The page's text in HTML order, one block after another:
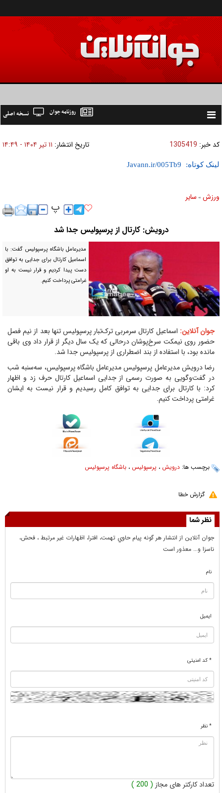
Toggle
نسخه اصلی روزنامه جوان
کد خبر: 1305419 تاریخ انتشار: ۱۱ تير ۱۴۰۴ - ۱۴:۴۹
لینک کوتاه:
ورزش » ساير
درویش: کارتال از پرسپولیس جدا شد
مدیرعامل باشگاه پرسپولیس گفت: با
اسماعیل کارتال برای جدایی به توافق
دست پیدا کردیم و قرار نیست به او
غرامتی پرداخت کنیم.
جوان آنلاین: اسماعیل کارتال سرمربی ترک‌تبار پرسپولیس تنها بعد از نیم فصل
حضور روی نیمکت سرخ‌پوشان درحالی که یک سال دیگر از قرار داد وی باقی
مانده بود، با استفاده از بند اضطراری از پرسپولیس جدا شد.
رضا درویش مدیرعامل پرسپولیس مدیرعامل باشگاه پرسپولیس، سه‌سنبه شب
در گفت‌وگویی به صورت رسمی از جدایی اسماعیل کارتال حرف زد و اظهار
کرد: با کارتال برای جدایی به توافق کامل رسیدیم و قرار نیست به ایشان
غرامتی پرداخت کنیم.
برچسب ها: درویش ، پرسپولیس ، باشگاه پرسپولیس
گزارش خطا
نظر شما
جوان آنلاين از انتشار هر گونه پيام حاوي تهمت، افترا، اظهارات غير مرتبط ، فحش،
ناسزا و... معذور است
نام
ایمیل
* کد امنیتی
* نظر
تعداد کارکتر های مجاز ( 200 )